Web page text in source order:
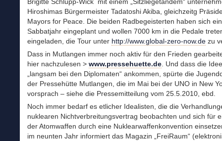
Hiroshimas Bürgermeister Tadatoshi Akiba, gleichzeitg
Mayors for Peace. Die beiden Radbegeisterten haben sich ein
Sabbatjahr eingeplant und wollen 7000 km in die Pedale
eingeladen, die Tour unter http://www.global-zero-now.de zu
Dass in Mutlangen immer noch aktiv für den Frieden
hier nachzulesen > www.pressehuette.de . Und dass die
„langsam bei den Diplomaten“ ankommen, spürte die
der Pressehütte Mutlangen, die im Mai bei der UNO in New
vorsprach – siehe die Pressemitteilung vom 25.5.2010, ebd.
Noch immer bedarf es etlicher Idealisten, die die
nuklearen Nichtverbreitungsvertrag beobachten und sich für
der Atomwaffen durch eine Nuklearwaffenkonvention
im neunten Jahr informiert das Magazin „FreiRaum“